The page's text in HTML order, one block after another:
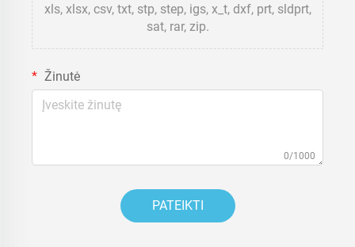
xls, xlsx, csv, txt, stp, step, igs, x_t, dxf, prt, sldprt,
sat, rar, zip.
Žinutė
0/1000
PATEIKTI